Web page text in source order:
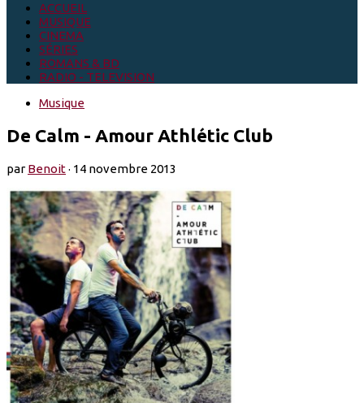
ACCUEIL
MUSIQUE
CINEMA
SÉRIES
ROMANS & BD
RADIO - TELEVISION
Musique
De Calm - Amour Athlétic Club
parBenoit· 14 novembre 2013